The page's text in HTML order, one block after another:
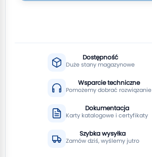
Dostępność
Duże stany magazynowe
Wsparcie techniczne
Pomożemy dobrać rozwiązanie
Dokumentacja
Karty katalogowe i certyfikaty
Szybka wysyłka
Zamów dziś, wyślemy jutro